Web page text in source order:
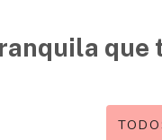
que